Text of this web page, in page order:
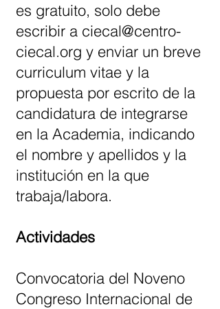
es gratuito, solo debe
escribir a ciecal@centro-
ciecal.org y enviar un breve
curriculum vitae y la
propuesta por escrito de la
candidatura de integrarse
en la Academia, indicando
el nombre y apellidos y la
institución en la que
trabaja/labora.
Actividades
Convocatoria del Noveno
Congreso Internacional de